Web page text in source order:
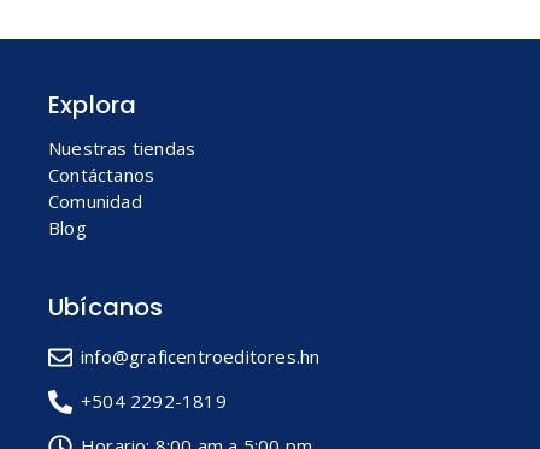
Explora
Nuestras tiendas
Contáctanos
Comunidad
Blog
Ubícanos
info@graficentroeditores.hn
+504 2292-1819